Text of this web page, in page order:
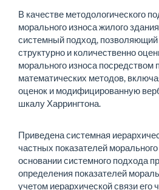
В качестве методологического
мо­рального износа жилого
системный подход, позволяющий
структурно и количест­венно
морального износа посредст­вом
математических методов,
оценок и модифицированную
шкалу Харрингтона.
Приведена системная
частных показателей
основании сис­темного подхода
определения показате­лей
учетом иерархической связи его